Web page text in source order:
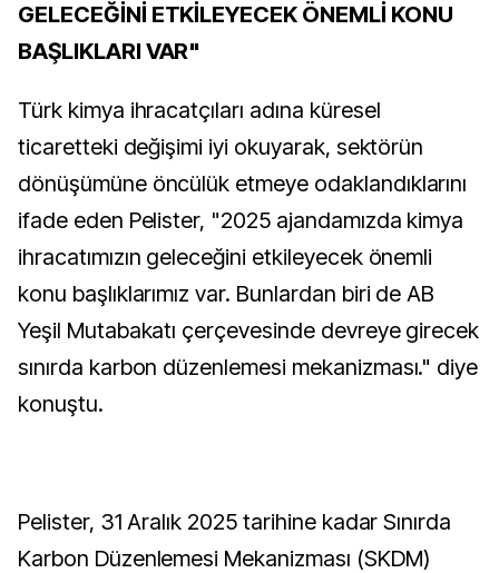
GELECEĞİNİ ETKİLEYECEK ÖNEMLİ KONU
BAŞLIKLARI VAR"
Türk kimya ihracatçıları adına küresel
ticaretteki değişimi iyi okuyarak, sektörün
dönüşümüne öncülük etmeye odaklandıklarını
ifade eden Pelister, "2025 ajandamızda kimya
ihracatımızın geleceğini etkileyecek önemli
konu başlıklarımız var. Bunlardan biri de AB
Yeşil Mutabakatı çerçevesinde devreye girecek
sınırda karbon düzenlemesi mekanizması." diye
konuştu.
Pelister, 31 Aralık 2025 tarihine kadar Sınırda
Karbon Düzenlemesi Mekanizması (SKDM)